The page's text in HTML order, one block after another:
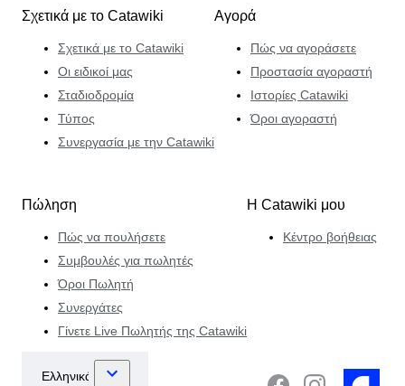
Σχετικά με το Catawiki
Σχετικά με το Catawiki
Οι ειδικοί μας
Σταδιοδρομία
Τύπος
Συνεργασία με την Catawiki
Αγορά
Πώς να αγοράσετε
Προστασία αγοραστή
Ιστορίες Catawiki
Όροι αγοραστή
Πώληση
Πώς να πουλήσετε
Συμβουλές για πωλητές
Όροι Πωλητή
Συνεργάτες
Γίνετε Live Πωλητής της Catawiki
Η Catawiki μου
Κέντρο βοήθειας